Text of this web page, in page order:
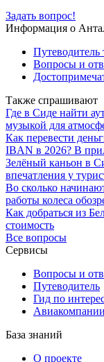
Задать вопрос!
Информация о
Путеводитель
Вопросы и
Также спрашивают
Где в Сиде найти
музыкой для
Как перевести
IBAN в 2026? В
Зелёный каньон в
впечатления у
Во сколько
работы колеса
Как добраться из
стоимость
Все вопросы
Сервисы
Вопросы и
Путеводитель
Гид по
Авиакомпании
База знаний
О проекте